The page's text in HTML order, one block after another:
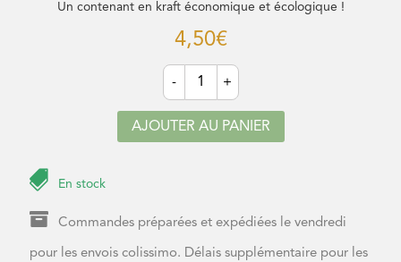
Un contenant en kraft économique et écologique !
4,50€
-
quantité
de
Mix
coloré
·
patisserie,
+
AJOUTER AU PANIER
 En stock
 Commandes préparées et expédiées le vendredi
pour les envois colissimo. Délais supplémentaire pour les